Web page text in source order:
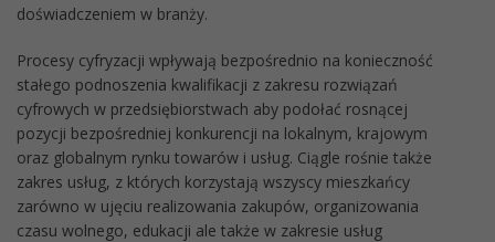
doświadczeniem w branży.
Procesy cyfryzacji wpływają bezpośrednio na konieczność
stałego podnoszenia kwalifikacji z zakresu rozwiązań
cyfrowych w przedsiębiorstwach aby podołać rosnącej
pozycji bezpośredniej konkurencji na lokalnym, krajowym
oraz globalnym rynku towarów i usług. Ciągle rośnie także
zakres usług, z których korzystają wszyscy mieszkańcy
zarówno w ujęciu realizowania zakupów, organizowania
czasu wolnego, edukacji ale także w zakresie usług